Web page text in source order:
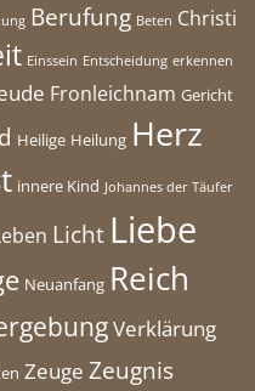
Berufung Beten Christi
Einssein Entscheidung erkennen
Fronleichnam Gericht
Heilige Heilung Herz
innere Kind Johannes der Täufer
Licht Liebe
Neuanfang Reich
Verklärung
Zeuge Zeugnis